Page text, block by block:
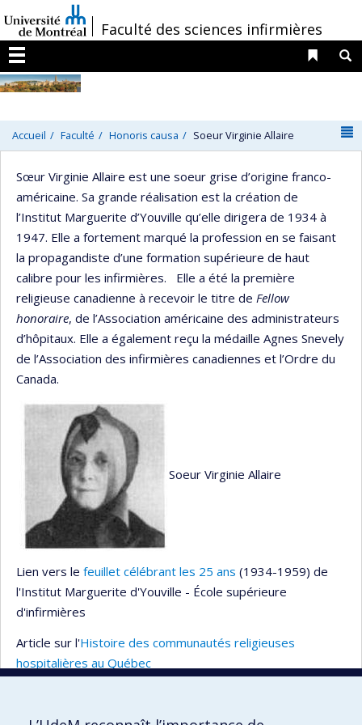
au
contenu
/Faculté des sciences infirmières
Menu
Liens
Accueil Faculté Honoris causa Soeur Virginie Allaire
Sœur Virginie Allaire est une soeur grise d’origine franco-
américaine. Sa grande réalisation est la création de
l’Institut Marguerite d’Youville qu’elle dirigera de 1934 à
1947. Elle a fortement marqué la profession en se faisant
la propagandiste d’une formation supérieure de haut
calibre pour les infirmières. Elle a été la première
religieuse canadienne à recevoir le titre de Fellow
honoraire, de l’Association américaine des administrateurs
d’hôpitaux. Elle a également reçu la médaille Agnes Snevely
de l’Association des infirmières canadiennes et l’Ordre du
Canada.
Soeur Virginie Allaire
Lien vers le feuillet célébrant les 25 ans (1934-1959) de
l'Institut Marguerite d'Youville - École supérieure
d'infirmières
Article sur l'Histoire des communautés religieuses
hospitalières au Québec